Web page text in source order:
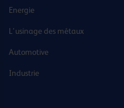
Energie
L’usinage des métaux
Automotive
Industrie